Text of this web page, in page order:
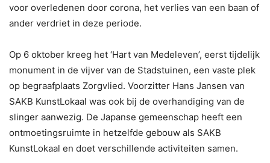
voor overledenen door corona, het verlies van een baan of
ander verdriet in deze periode.
Op 6 oktober kreeg het ‘Hart van Medeleven’, eerst tijdelijk
monument in de vijver van de Stadstuinen, een vaste plek
op begraafplaats Zorgvlied. Voorzitter Hans Jansen van
SAKB KunstLokaal was ook bij de overhandiging van de
slinger aanwezig. De Japanse gemeenschap heeft een
ontmoetingsruimte in hetzelfde gebouw als SAKB
KunstLokaal en doet verschillende activiteiten samen.